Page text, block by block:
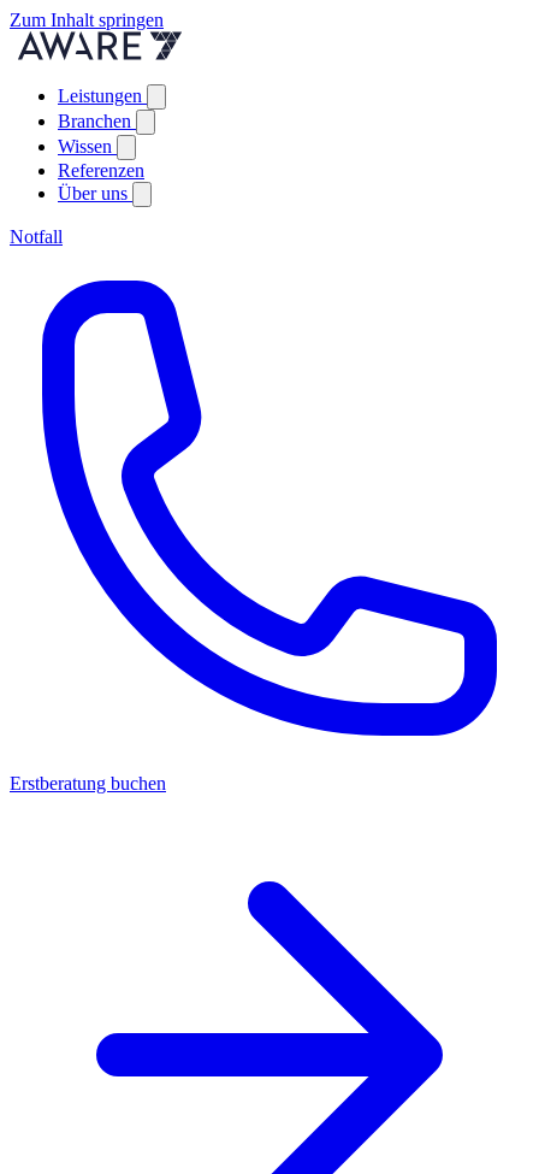
Zum Inhalt springen
Leistungen
Branchen
Wissen
Referenzen
Über uns
Notfall
Erstberatung buchen